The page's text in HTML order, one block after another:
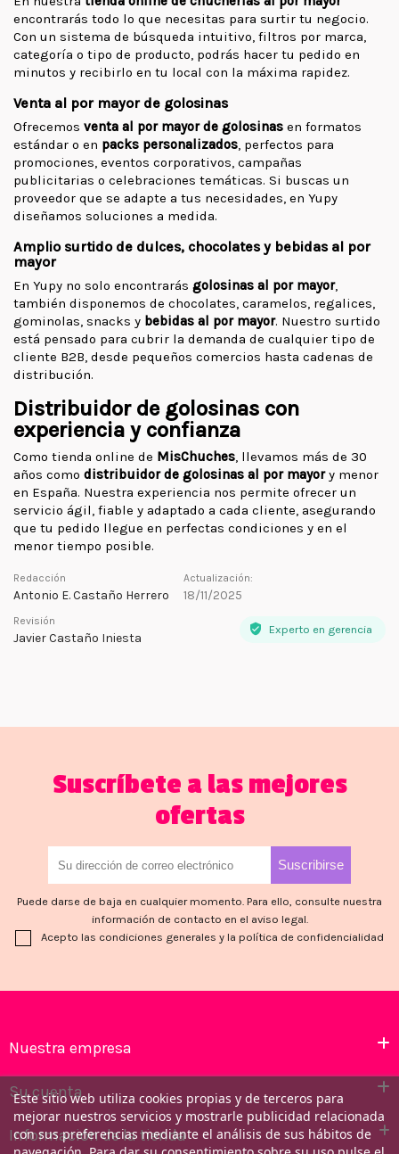
encontrarás todo lo que necesitas para surtir tu negocio.
Con un sistema de búsqueda intuitivo, filtros por marca,
categoría o tipo de producto, podrás hacer tu pedido en
minutos y recibirlo en tu local con la máxima rapidez.
Venta al por mayor de golosinas
Ofrecemos venta al por mayor de golosinas en formatos
estándar o en packs personalizados, perfectos para
promociones, eventos corporativos, campañas
publicitarias o celebraciones temáticas. Si buscas un
proveedor que se adapte a tus necesidades, en Yupy
diseñamos soluciones a medida.
Amplio surtido de dulces, chocolates y bebidas al por
mayor
En Yupy no solo encontrarás golosinas al por mayor,
también disponemos de chocolates, caramelos, regalices,
gominolas, snacks y bebidas al por mayor. Nuestro surtido
está pensado para cubrir la demanda de cualquier tipo de
cliente B2B, desde pequeños comercios hasta cadenas de
distribución.
Distribuidor de golosinas con
experiencia y confianza
Como tienda online de MisChuches, llevamos más de 30
años como distribuidor de golosinas al por mayory menor
en España. Nuestra experiencia nos permite ofrecer un
servicio ágil, fiable y adaptado a cada cliente, asegurando
que tu pedido llegue en perfectas condiciones y en el
menor tiempo posible.
Redacción
Antonio E. Castaño Herrero
Actualización:
18/11/2025
Revisión
Javier Castaño Iniesta
Experto en gerencia
Suscríbete a las mejores
ofertas
Puede darse de baja en cualquier momento. Para ello, consulte nuestra
información de contacto en el aviso legal.
Acepto las condiciones generales y la política de confidencialidad
Nuestra empresa
Su cuenta
Información de la tienda
Este sitio web utiliza cookies propias y de terceros para
mejorar nuestros servicios y mostrarle publicidad relacionada
con sus preferencias mediante el análisis de sus hábitos de